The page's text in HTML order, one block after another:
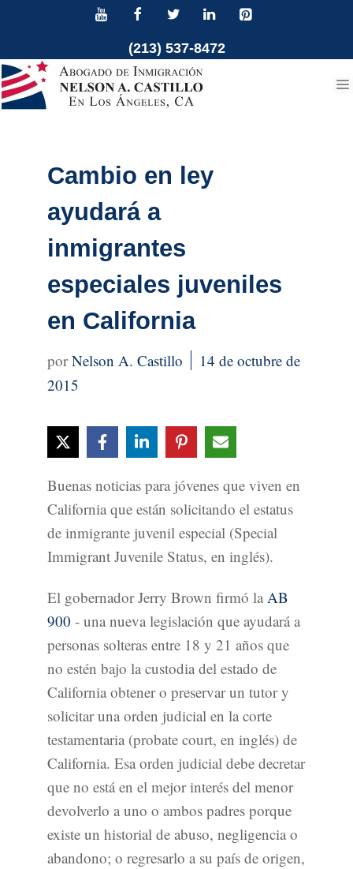
contenido
(213) 537-8472
Cambio en ley
ayudará a
inmigrantes
especiales juveniles
en California
Nelson A. Castillo
14 de octubre de
2015
Buenas noticias para jóvenes que viven en
California que están solicitando el estatus
de inmigrante juvenil especial (Special
Immigrant Juvenile Status, en inglés).
El gobernador Jerry Brown firmó la AB
900 - una nueva legislación que ayudará a
personas solteras entre 18 y 21 años que
no estén bajo la custodia del estado de
California obtener o preservar un tutor y
solicitar una orden judicial en la corte
testamentaria (probate court, en inglés) de
California. Esa orden judicial debe decretar
que no está en el mejor interés del menor
devolverlo a uno o ambos padres porque
existe un historial de abuso, negligencia o
abandono; o regresarlo a su país de origen,